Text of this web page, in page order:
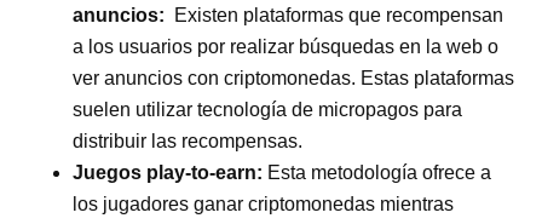
anuncios:
Existen plataformas que recompensan
a los usuarios por realizar búsquedas en la web o
ver anuncios con criptomonedas. Estas plataformas
suelen utilizar tecnología de micropagos para
distribuir las recompensas.
Juegos play-to-earn: Esta metodología ofrece a
los jugadores ganar criptomonedas mientras